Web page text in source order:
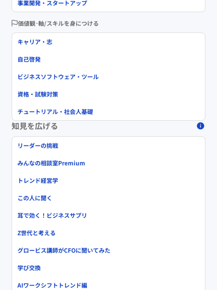
事業開発・スタートアップ
価値観･軸/スキルを身につける
キャリア・志
自己啓発
ビジネスソフトウェア・ツール
資格・試験対策
チュートリアル・社会人基礎
知見を広げる
リーダーの挑戦
みんなの相談室Premium
トレンド経営学
この人に聞く
耳で効く！ビジネスサプリ
Z世代と考える
グロービス講師がCFOに聞いてみた
学び交換
AIワークシフトトレンド編